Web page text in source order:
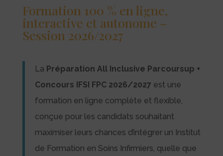
Formation 100 % en ligne,
interactive et autonome –
Session 2026/2027
La Préparation All Inclusive Parcoursup +
Concours IFSI FPC 2026/2027 est une
formation en ligne complète et flexible,
conçue pour les candidats souhaitant
maximiser leurs chances d’intégrer un Institut
de Formation en Soins Infirmiers, quelle que